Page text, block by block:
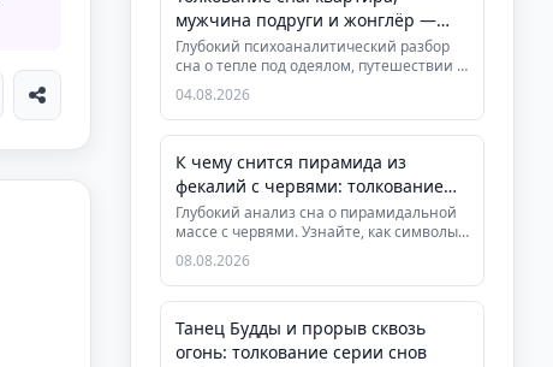
мужчина подруги и жонглёр —
психоанализ
Глубокий психоаналитический разбор
сна о тепле под одеялом, путешествии и
игре с шарами. Узнайте скр...
04.08.2026
К чему снится пирамида из
фекалий с червями: толкование
сна
Глубокий анализ сна о пирамидальной
массе с червями. Узнайте, как символы
очищения и паразитов связа...
08.08.2026
Танец Будды и прорыв сквозь
огонь: толкование серии снов